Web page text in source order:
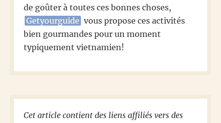
de goûter à toutes ces bonnes choses,
Getyourguide vous propose ces activités
bien gourmandes pour un moment
typiquement vietnamien!
Cet article contient des liens affiliés vers des